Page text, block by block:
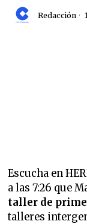
Redacción
Escucha en
a las 7:26 que
taller de
talleres